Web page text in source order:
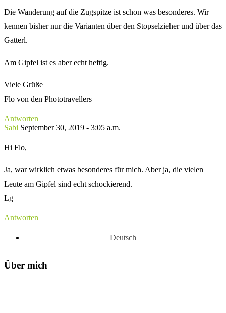
Die Wanderung auf die Zugspitze ist schon was besonderes. Wir
kennen bisher nur die Varianten über den Stopselzieher und über das
Gatterl.
Am Gipfel ist es aber echt heftig.
Viele Grüße
Flo von den Phototravellers
Antworten
Sabi September 30, 2019 - 3:05 a.m.
Hi Flo,
Ja, war wirklich etwas besonderes für mich. Aber ja, die vielen
Leute am Gipfel sind echt schockierend.
Lg
Antworten
Deutsch
Über mich